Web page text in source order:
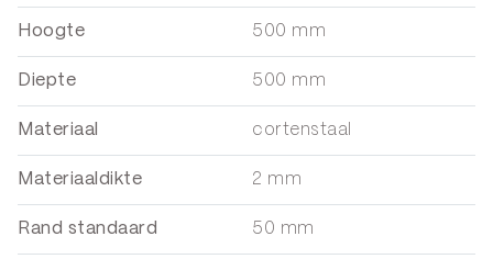
Hoogte 500 mm
Diepte 500 mm
Materiaal cortenstaal
Materiaaldikte 2 mm
Rand standaard 50 mm